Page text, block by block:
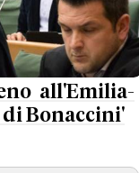
all'Emilia-
di Bonaccini'